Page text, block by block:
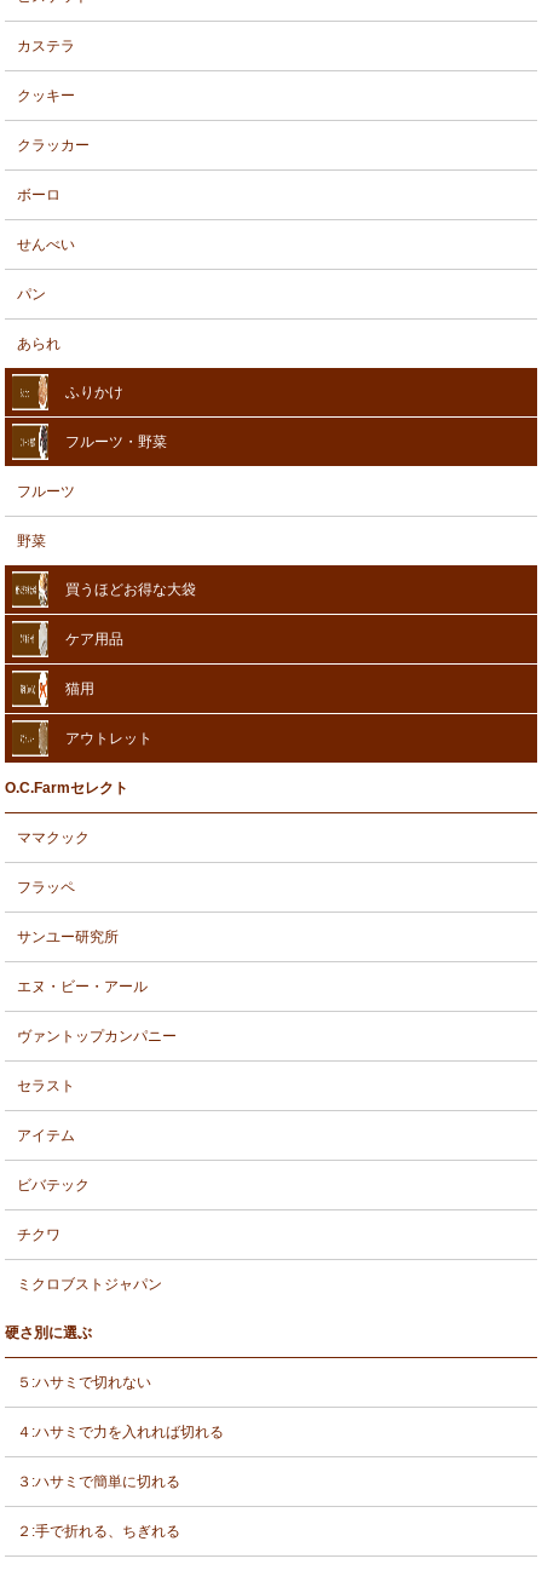
カステラ
クッキー
クラッカー
ボーロ
せんべい
パン
あられ
ふりかけ
フルーツ・野菜
フルーツ
野菜
買うほどお得な大袋
ケア用品
猫用
アウトレット
O.C.Farmセレクト
ママクック
フラッペ
サンユー研究所
エヌ・ビー・アール
ヴァントップカンパニー
セラスト
アイテム
ビバテック
チクワ
ミクロブストジャパン
硬さ別に選ぶ
５:ハサミで切れない
４:ハサミで力を入れれば切れる
３:ハサミで簡単に切れる
２:手で折れる、ちぎれる